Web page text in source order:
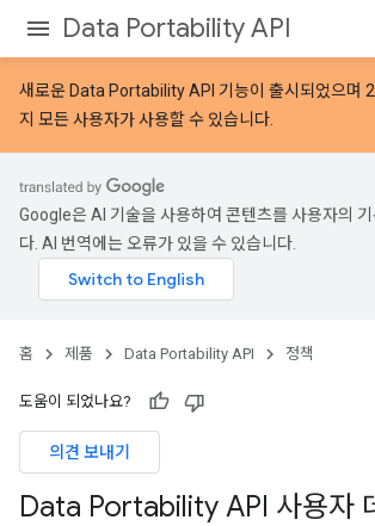
Data Portability API
새로운 Data Portability API 기능이 출시되었으며
지 모든 사용자가 사용할 수 있습니다.
Google은 AI 기술을 사용하여 콘텐츠를 사용자의 기
다. AI 번역에는 오류가 있을 수 있습니다.
홈 제품 Data Portability API 정책
도움이 되었나요?
의견 보내기
Data Portability API 사용자